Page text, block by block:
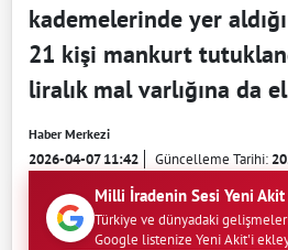
kademelerinde yer
21 kişi mankurt
liralık mal varlığına da
Haber Merkezi
2026-04-07 11:42 Güncelleme Tarihi:
Milli İradenin Sesi Yeni Akit
Türkiye ve dünyadaki
Google listenize Yeni Akit'i